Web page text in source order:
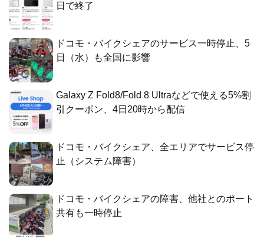
日で終了
ドコモ・バイクシェアのサービス一時停止、5
日（水）も全国に影響
Galaxy Z Fold8/Fold 8 Ultraなどで使える5%割
引クーポン、4日20時から配信
ドコモ・バイクシェア、全エリアでサービス停
止（システム障害）
ドコモ・バイクシェアの障害、他社とのポート
共有も一時停止